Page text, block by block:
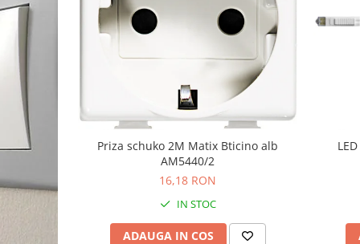
Priza schuko 2M Matix Bticino alb
AM5440/2
16,18 RON
IN STOC
ADAUGA IN COS